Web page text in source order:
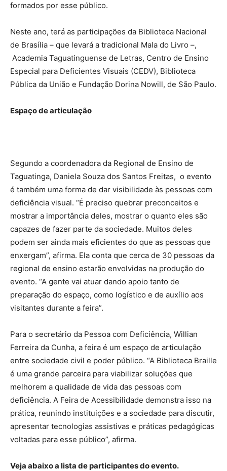
formados por esse público.
Neste ano, terá as participações da Biblioteca Nacional
de Brasília – que levará a tradicional Mala do Livro –,
Academia Taguatinguense de Letras, Centro de Ensino
Especial para Deficientes Visuais (CEDV), Biblioteca
Pública da União e Fundação Dorina Nowill, de São Paulo.
Espaço de articulação
Segundo a coordenadora da Regional de Ensino de
Taguatinga, Daniela Souza dos Santos Freitas, o evento
é também uma forma de dar visibilidade às pessoas com
deficiência visual. “É preciso quebrar preconceitos e
mostrar a importância deles, mostrar o quanto eles são
capazes de fazer parte da sociedade. Muitos deles
podem ser ainda mais eficientes do que as pessoas que
enxergam”, afirma. Ela conta que cerca de 30 pessoas da
regional de ensino estarão envolvidas na produção do
evento. “A gente vai atuar dando apoio tanto de
preparação do espaço, como logístico e de auxílio aos
visitantes durante a feira”.
Para o secretário da Pessoa com Deficiência, Willian
Ferreira da Cunha, a feira é um espaço de articulação
entre sociedade civil e poder público. “A Biblioteca Braille
é uma grande parceira para viabilizar soluções que
melhorem a qualidade de vida das pessoas com
deficiência. A Feira de Acessibilidade demonstra isso na
prática, reunindo instituições e a sociedade para discutir,
apresentar tecnologias assistivas e práticas pedagógicas
voltadas para esse público”, afirma.
Veja abaixo a lista de participantes do evento.